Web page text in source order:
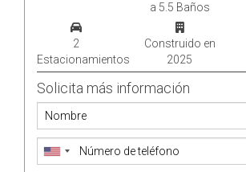
a 5.5 Baños
2
Estacionamientos
Construido en
2025
Solicita más información